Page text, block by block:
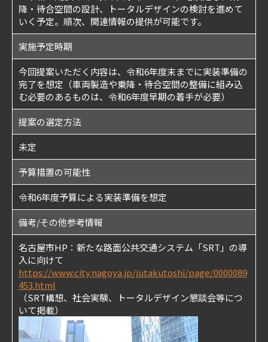
降・待合空間の設計、トータルデザインの検討を進めて
いく予定。順次、関連情報の提供が可能です。
実施予定時期
今回提案いただく内容は、令和6年度末までに実装準備の
完了を想定（車両製造や乗降・待合空間の整備に組み込
む必要のあるものは、令和6年度早期の着手が必要）
提案の選定方法
未定
予算措置の可能性
令和6年度予算による実装準備を想定
備考/その他参考情報
名古屋市HP：新たな路面公共交通システム「SRT」の導
入に向けて
https://www.city.nagoya.jp/jutakutoshi/page/0000089
453.html
（SRT構想、社会実験、トータルデザイン懇談会等につ
いて掲載）